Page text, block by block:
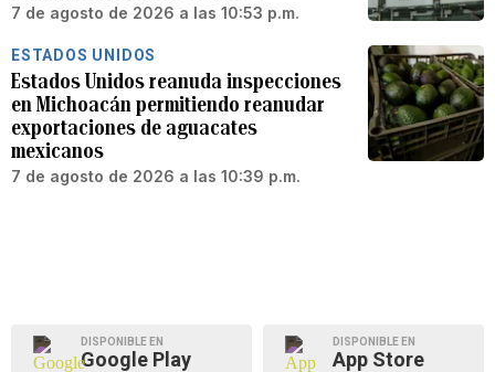
7 de agosto de 2026 a las 10:53 p.m.
ESTADOS UNIDOS
Estados Unidos reanuda inspecciones
en Michoacán permitiendo reanudar
exportaciones de aguacates
mexicanos
7 de agosto de 2026 a las 10:39 p.m.
DISPONIBLE EN
Google Play
DISPONIBLE EN
App Store